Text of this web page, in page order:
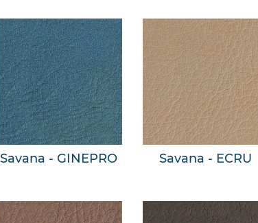
Savana - GINEPRO Savana - ECRU